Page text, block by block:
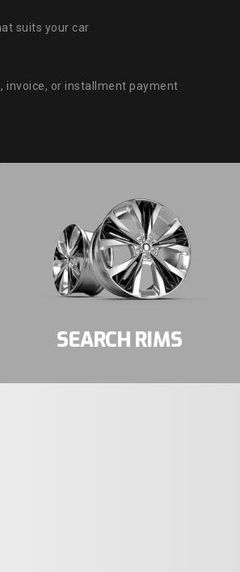
suits your car
invoice, or installment payment
SEARCH RIMS